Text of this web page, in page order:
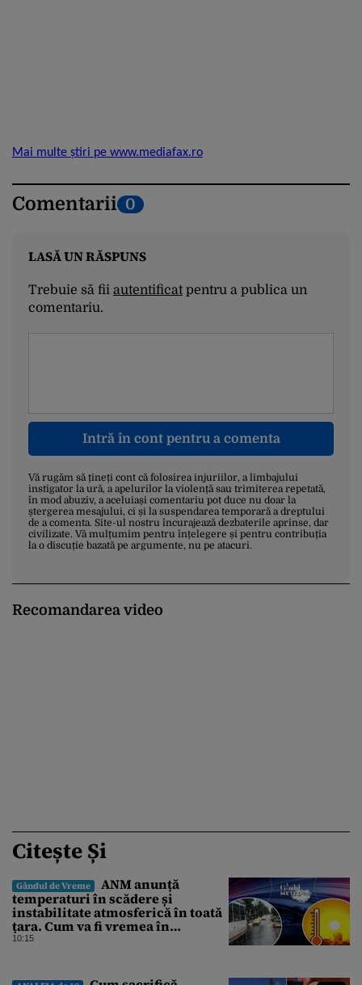
Mai multe știri pe www.mediafax.ro
Comentarii 0
LASĂ UN RĂSPUNS
Trebuie să fii autentificatpentru a publica un
comentariu.
Intră în cont pentru a comenta
Vă rugăm să țineți cont că folosirea injuriilor, a limbajului
instigator la ură, a apelurilor la violență sau trimiterea repetată,
în mod abuziv, a aceluiași comentariu pot duce nu doar la
ștergerea mesajului, ci și la suspendarea temporară a dreptului
de a comenta. Site-ul nostru încurajează dezbaterile aprinse, dar
civilizate. Vă mulțumim pentru înțelegere și pentru contribuția
la o discuție bazată pe argumente, nu pe atacuri.
Recomandarea video
Citește Și
Gândul de Vreme
ANM anunță
temperaturi în scădere și
instabilitate atmosferică în toată
țara. Cum va fi vremea în
București și când vin vijeliile
10:15